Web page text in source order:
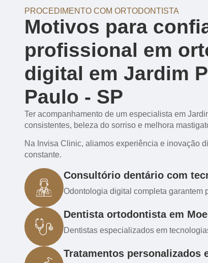
PROCEDIMENTO COM ORTODONTISTA
Motivos para
profissional em
digital em Jardim
Paulo - SP
Ter acompanhamento de um especialista em
consistentes, beleza do sorriso e melhora
Na Invisa Clinic, aliamos experiência e inovação
constante.
Consultório dentário com
Odontologia digital completa garantem
Dentista ortodontista em
Dentistas especializados em
Tratamentos personalizados